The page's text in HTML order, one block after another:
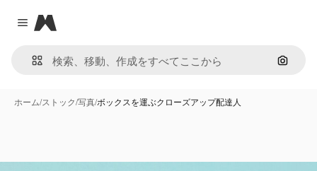
Close menu
Magnific
画像で
ホーム/ストック/写真/ボックスを運ぶクローズアップ配達人